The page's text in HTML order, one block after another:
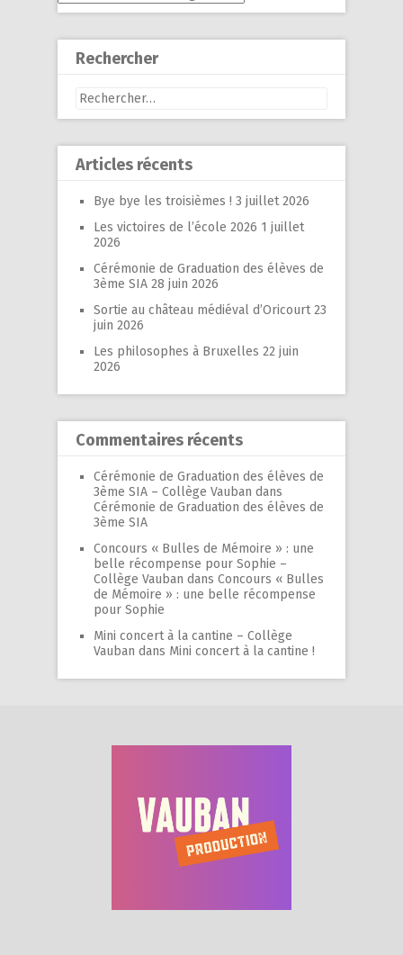
Rechercher
Rechercher :
Articles récents
Bye bye les troisièmes ! 3 juillet 2026
Les victoires de l’école 2026 1 juillet
2026
Cérémonie de Graduation des élèves de
3ème SIA 28 juin 2026
Sortie au château médiéval d’Oricourt 23
juin 2026
Les philosophes à Bruxelles 22 juin
2026
Commentaires récents
Cérémonie de Graduation des élèves de
3ème SIA – Collège Vauban dans
Cérémonie de Graduation des élèves de
3ème SIA
Concours « Bulles de Mémoire » : une
belle récompense pour Sophie –
Collège Vauban dans Concours « Bulles
de Mémoire » : une belle récompense
pour Sophie
Mini concert à la cantine – Collège
Vauban dans Mini concert à la cantine !